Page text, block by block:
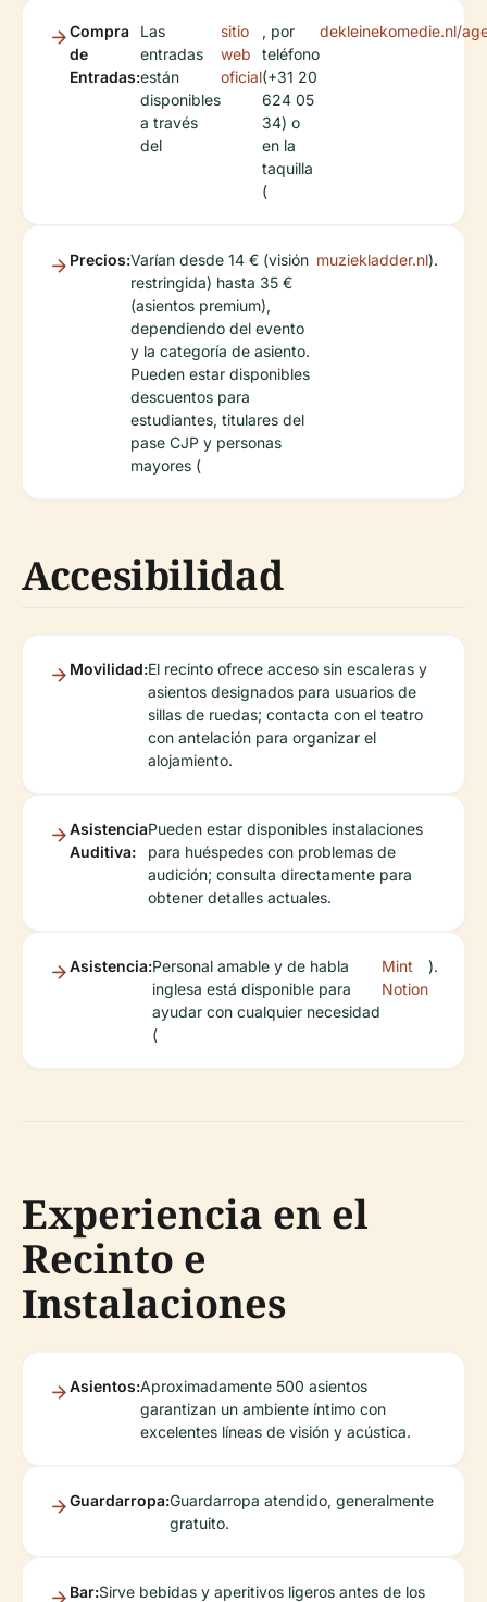
Compra
de
Entradas:
Las
entradas
están
disponibles
a través
del
sitio
web
oficial
, por
teléfono
(+31 20
624 05
34) o
en la
taquilla
(
dekleinekomedie.nl/
Precios:Varían desde 14 € (visión
restringida) hasta 35 €
(asientos premium),
dependiendo del evento
y la categoría de asiento.
Pueden estar disponibles
descuentos para
estudiantes, titulares del
pase CJP y personas
mayores (
muziekladder.nl).
Accesibilidad
Movilidad:El recinto ofrece acceso sin escaleras y
asientos designados para usuarios de
sillas de ruedas; contacta con el teatro
con antelación para organizar el
alojamiento.
Asistencia
Auditiva:
Pueden estar disponibles instalaciones
para huéspedes con problemas de
audición; consulta directamente para
obtener detalles actuales.
Asistencia:Personal amable y de habla
inglesa está disponible para
ayudar con cualquier necesidad
(
Mint
Notion
).
Experiencia en el
Recinto e
Instalaciones
Asientos:Aproximadamente 500 asientos
garantizan un ambiente íntimo con
excelentes líneas de visión y acústica.
Guardarropa:Guardarropa atendido, generalmente
gratuito.
Bar:Sirve bebidas y aperitivos ligeros antes de los